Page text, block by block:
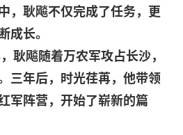
，耿飚不仅完成了任务，更
成长。
耿飚随着万农军攻占长沙，
三年后，时光荏苒，他带领
军阵营，开始了崭新的篇